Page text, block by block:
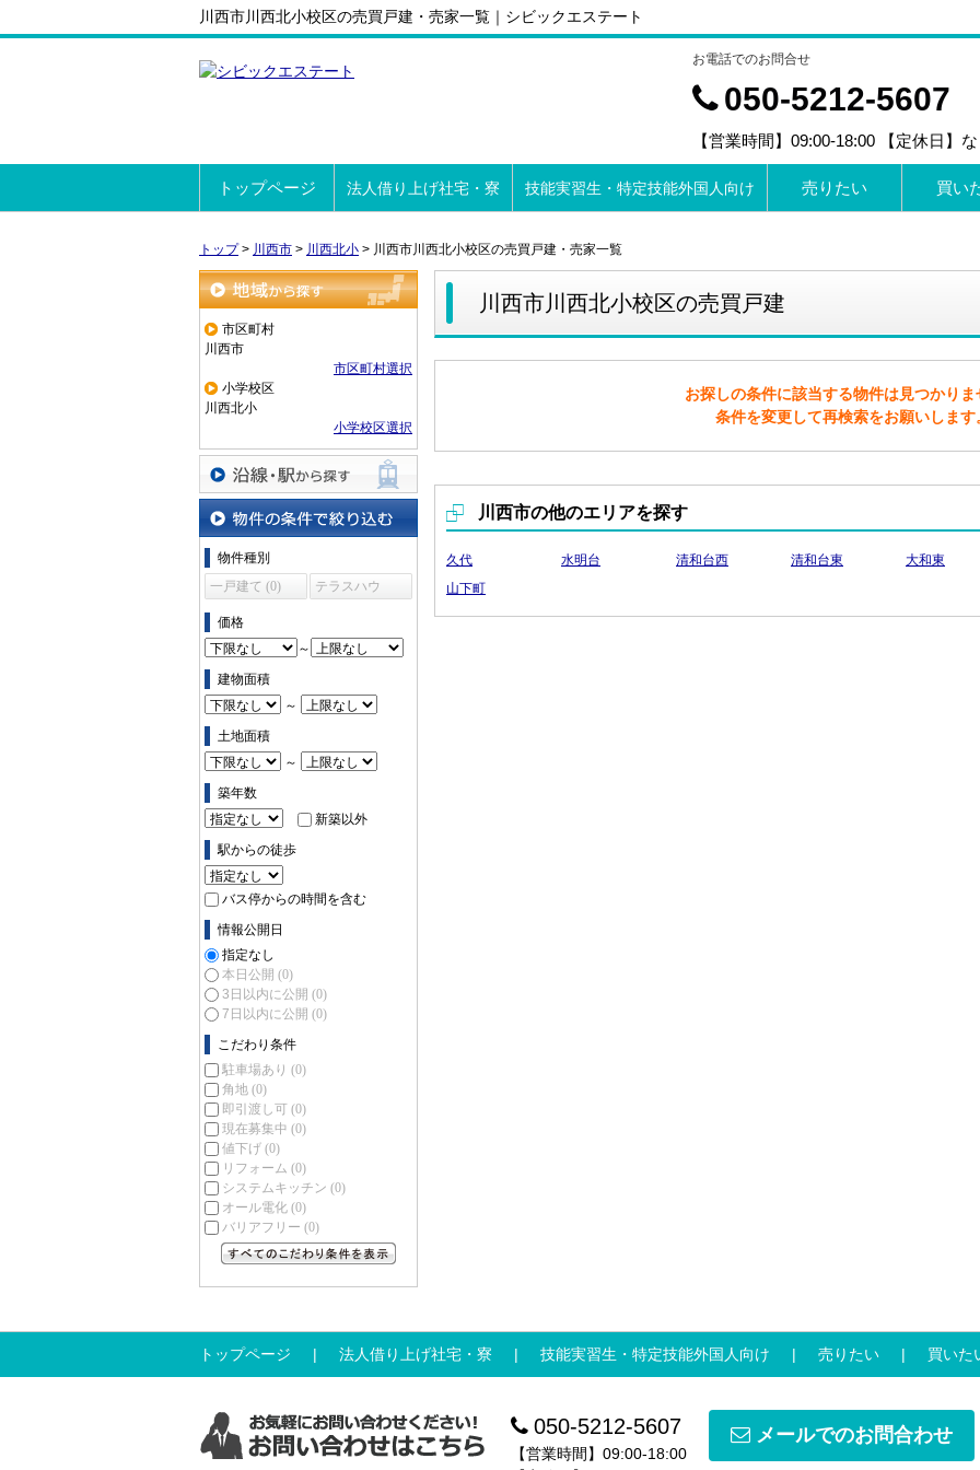
川西市川西北小校区の売買戸建・売家一覧｜シビックエステート
お電話でのお問合せ
050-5212-5607
【営業時間】09:00-18:00 【定休日】な
トップページ 法人借り上げ社宅・寮 技能実習生・特定技能外国人向け 売りたい 買い
トップ> 川西市 > 川西北小 > 川西市川西北小校区の売買戸建・売家一覧
地域から探す
市区町村
川西市
市区町村選択
小学校区
川西北小
小学校区選択
沿線・駅から探す
物件の条件で絞り込む
物件種別
一戸建て (0)
テラスハウ
価格
～
建物面積
～
土地面積
～
築年数
新築以外
駅からの徒歩
バス停からの時間を含む
情報公開日
指定なし
本日公開 (0)
3日以内に公開 (0)
7日以内に公開 (0)
こだわり条件
駐車場あり (0)
角地 (0)
即引渡し可 (0)
現在募集中 (0)
値下げ (0)
リフォーム (0)
システムキッチン (0)
オール電化 (0)
バリアフリー (0)
川西市川西北小校区の売買戸建
お探しの条件に該当する物件は見つかりま
条件を変更して再検索をお願いします
川西市の他のエリアを探す
久代 水明台 清和台西 清和台東 大和東
山下町
トップページ 法人借り上げ社宅・寮 技能実習生・特定技能外国人向け 売りたい 買いた
050-5212-5607
【営業時間】09:00-18:00
メールでのお問合わせ